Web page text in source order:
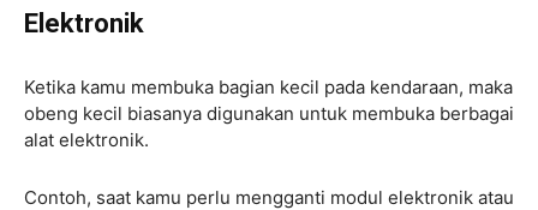
Elektronik
Ketika kamu membuka bagian kecil pada kendaraan, maka
obeng kecil biasanya digunakan untuk membuka berbagai
alat elektronik.
Contoh, saat kamu perlu mengganti modul elektronik atau